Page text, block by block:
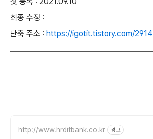
최종 수정 :
단축 주소 : https://igotit.tistory.com/2914
http://www.hrditbank.co.kr 광고